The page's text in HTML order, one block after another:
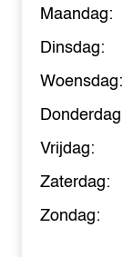
Maandag:
Dinsdag:
Woensdag:
Vrijdag:
Zaterdag:
Zondag: